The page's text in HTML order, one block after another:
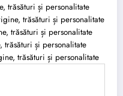
trăsături și personalitate
trăsături și personalitate
trăsături și personalitate
și personalitate
trăsături și personalitate